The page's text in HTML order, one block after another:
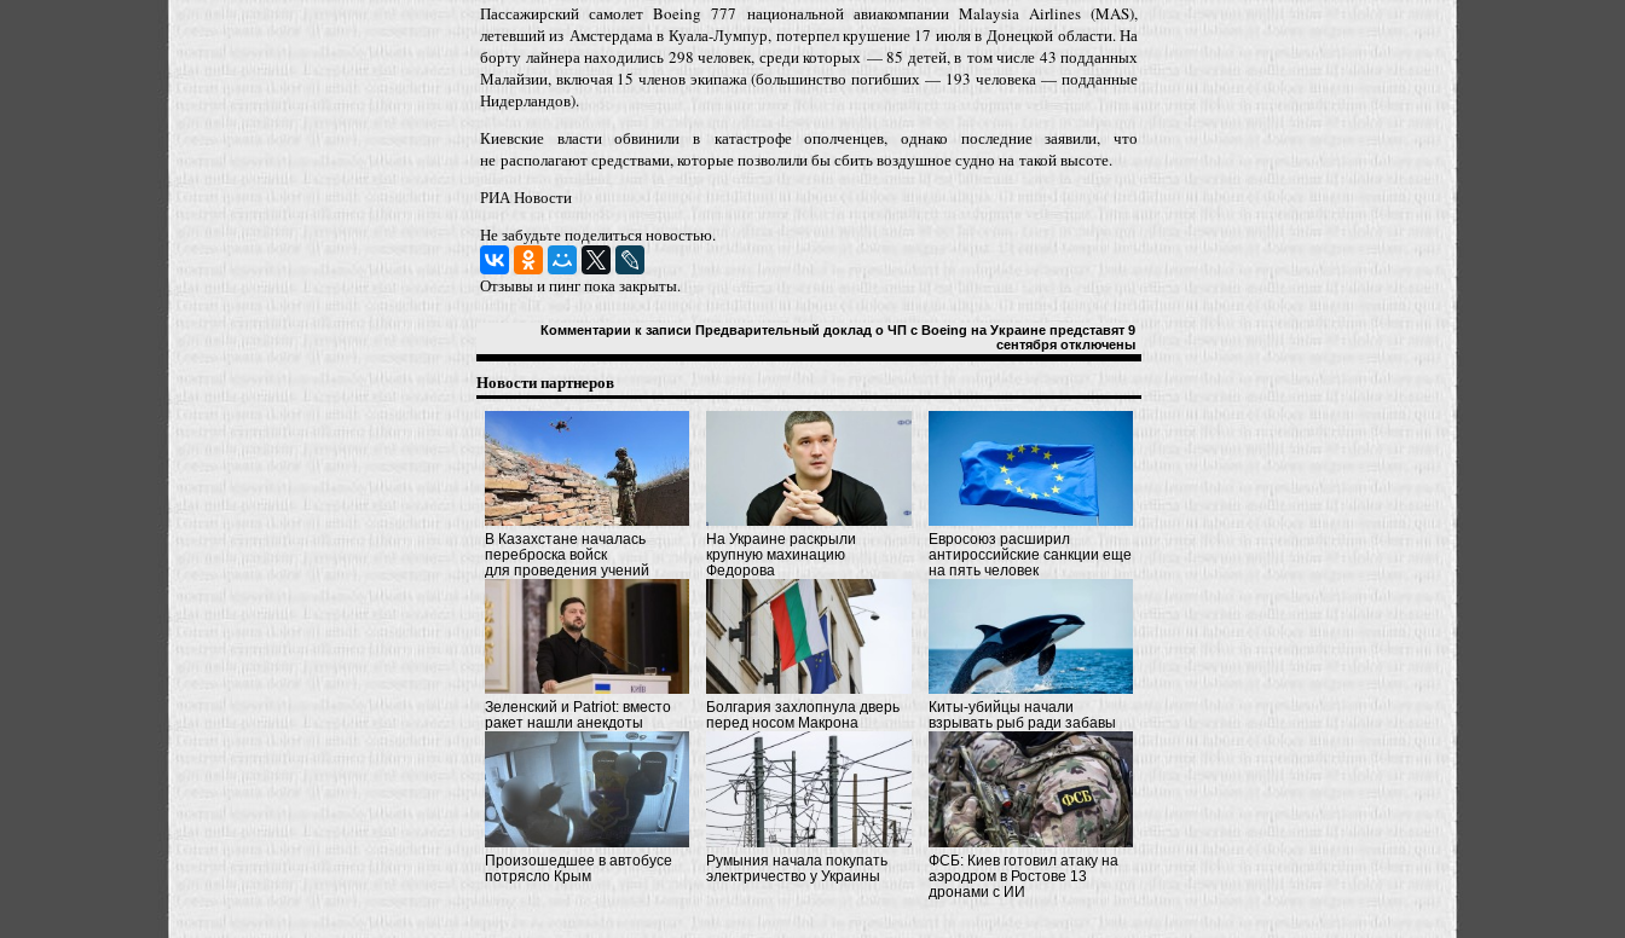
Пассажирский самолет Boeing 777 национальной авиакомпании Malaysia Airlines (MAS),
летевший из Амстердама в Куала-Лумпур, потерпел крушение 17 июля в Донецкой области. На
борту лайнера находились 298 человек, среди которых — 85 детей, в том числе 43 подданных
Малайзии, включая 15 членов экипажа (большинство погибших — 193 человека — подданные
Нидерландов).
Киевские власти обвинили в катастрофе ополченцев, однако последние заявили, что
не располагают средствами, которые позволили бы сбить воздушное судно на такой высоте.
РИА Новости
Не забудьте поделиться новостью.
Отзывы и пинг пока закрыты.
Комментарии к записи Предварительный доклад о ЧП с Boeing на Украине представят 9
сентября отключены
Новости партнеров
В Казахстане началась
переброска войск
для проведения учений
На Украине раскрыли
крупную махинацию
Федорова
Евросоюз расширил
антироссийские санкции еще
на пять человек
Зеленский и Patriot: вместо
ракет нашли анекдоты
Болгария захлопнула дверь
перед носом Макрона
Киты-убийцы начали
взрывать рыб ради забавы
Произошедшее в автобусе
потрясло Крым
Румыния начала покупать
электричество у Украины
ФСБ: Киев готовил атаку на
аэродром в Ростове 13
дронами с ИИ